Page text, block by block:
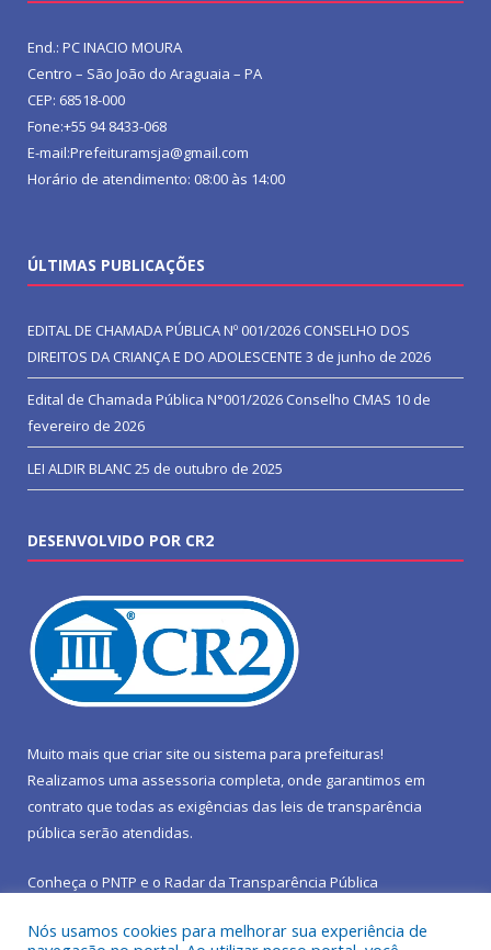
End.: PC INACIO MOURA
Centro – São João do Araguaia – PA
CEP: 68518-000
Fone:+55 94 8433-068
E-mail:Prefeituramsja@gmail.com
Horário de atendimento: 08:00 às 14:00
ÚLTIMAS PUBLICAÇÕES
EDITAL DE CHAMADA PÚBLICA Nº 001/2026 CONSELHO DOS
DIREITOS DA CRIANÇA E DO ADOLESCENTE 3 de junho de 2026
Edital de Chamada Pública N°001/2026 Conselho CMAS 10 de
fevereiro de 2026
LEI ALDIR BLANC25 de outubro de 2025
DESENVOLVIDO POR CR2
Muito mais que criar site ou sistema para prefeituras!
Realizamos uma assessoria completa, onde garantimos em
contrato que todas as exigências das leis de transparência
pública serão atendidas.
Conheça o PNTP e o Radar da Transparência Pública
Nós usamos cookies para melhorar sua experiência de